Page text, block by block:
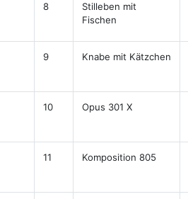
8
Stilleben mit
Fischen
9 Knabe mit Kätzchen
10 Opus 301 X
11 Komposition 805